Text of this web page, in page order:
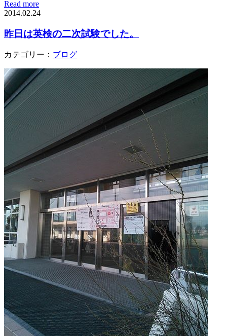
Read more
2014.02.24
昨日は英検の二次試験でした。
カテゴリー： ブログ